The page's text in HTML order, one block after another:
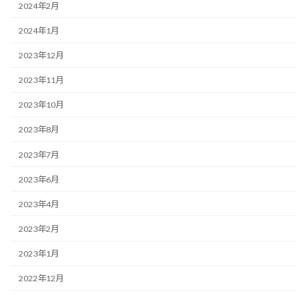
2024年2月
2024年1月
2023年12月
2023年11月
2023年10月
2023年8月
2023年7月
2023年6月
2023年4月
2023年2月
2023年1月
2022年12月